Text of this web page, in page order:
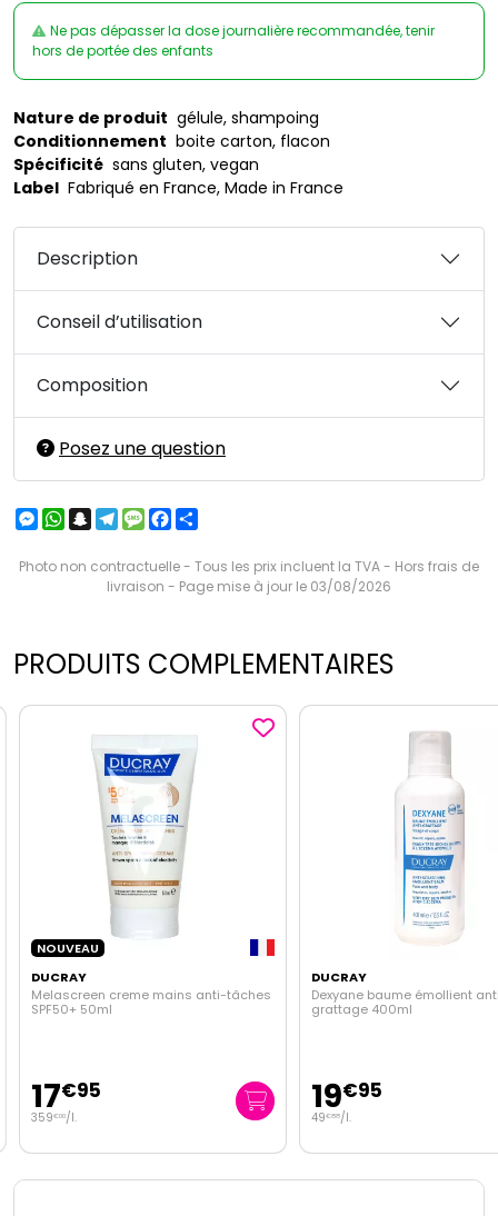
Ne pas dépasser la dose journalière recommandée, tenir
hors de portée des enfants
Nature de produit gélule, shampoing
Conditionnement boite carton, flacon
Spécificité sans gluten, vegan
Label Fabriqué en France, Made in France
Description
Conseil d’utilisation
Composition
Posez une question
Messenger
WhatsApp
Snapchat
Telegram
MessageFacebook
Photo non contractuelle - Tous les prix incluent la TVA - Hors frais de
livraison - Page mise à jour le 03/08/2026
PRODUITS COMPLEMENTAIRES
NOUVEAU
DUCRAY
Melascreen creme mains anti-tâches
SPF50+ 50ml
17€95
359€00/l.
DUCRAY
Dexyane baume émollient
grattage 400ml
19€95
49€88/l.